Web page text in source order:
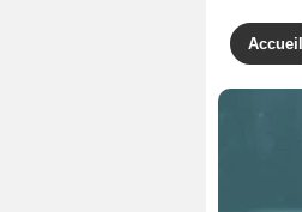
Accueil